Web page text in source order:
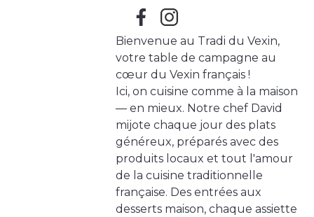
Bienvenue au Tradi du Vexin,
votre table de campagne au
cœur du Vexin français !
Ici, on cuisine comme à la maison
— en mieux. Notre chef David
mijote chaque jour des plats
généreux, préparés avec des
produits locaux et tout l'amour
de la cuisine traditionnelle
française. Des entrées aux
desserts maison, chaque assiette